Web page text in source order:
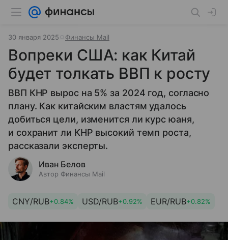
30 января 2025 Финансы Mail
Вопреки США: как Китай
будет толкать ВВП к росту
ВВП КНР вырос на 5% за 2024 год, согласно
плану. Как китайским властям удалось
добиться цели, изменится ли курс юаня,
и сохранит ли КНР высокий темп роста,
рассказали эксперты.
Иван Белов
Автор Финансы Mail
CNY/RUB+0.84% USD/RUB+0.92% EUR/RUB+0.82%